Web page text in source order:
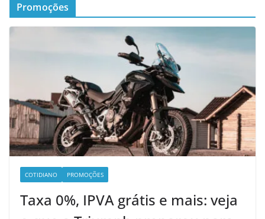
Promoções
COTIDIANO PROMOÇÕES
Taxa 0%, IPVA grátis e mais: veja